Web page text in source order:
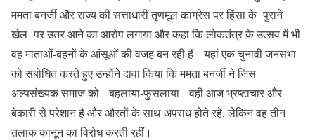
ममता बनर्जी और राज्य की सत्ताधारी तृणमूल कांग्रेस पर हिंसा के पुराने
खेल पर उतर आने का आरोप लगाया और कहा कि लोकतंत्र के उत्सव में भी
वह माताओं-बहनों के आंसूओं की वजह बन रही हैं। यहां एक चुनावी जनसभा
को संबोधित करते हुए उन्होंने दावा किया कि ममता बनर्जी ने जिस
अल्पसंख्यक समाज को बहलाया-फुसलाया वही आज भ्रष्टाचार और
बेकारी से परेशान है और औरतों के साथ अपराध होते रहे, लेकिन वह तीन
तलाक कानून का विरोध करती रहीं।